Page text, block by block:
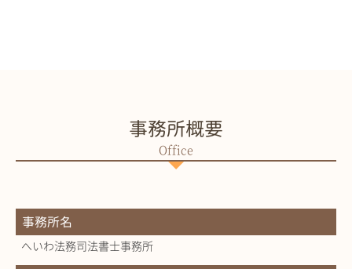
事務所概要
事務所名
へいわ法務司法書士事務所